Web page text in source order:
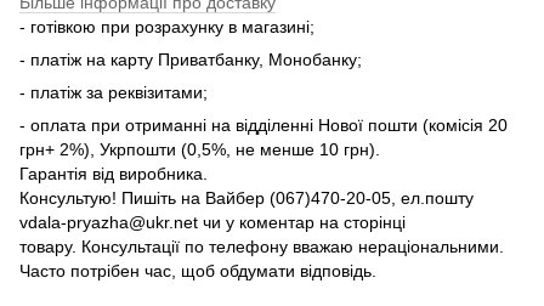
- готівкою при розрахунку в магазині;
- платіж на карту Приватбанку, Монобанку;
- платіж за реквізитами;
- оплата при отриманні на відділенні Нової пошти (комісія 20
грн+ 2%), Укрпошти (0,5%, не менше 10 грн).
Гарантія від виробника.
Консультую! Пишіть на Вайбер (067)470-20-05, ел.пошту
vdala-pryazha@ukr.net чи у коментар на сторінці
товару. Консультації по телефону вважаю нераціональними.
Часто потрібен час, щоб обдумати відповідь.